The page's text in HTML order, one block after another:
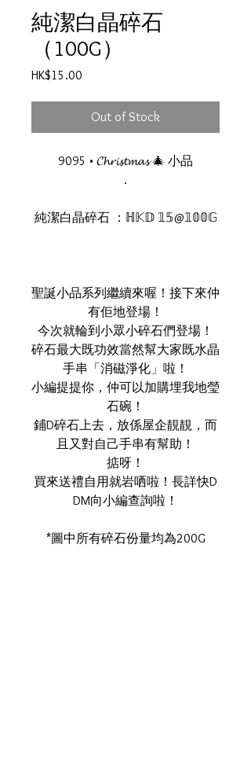
純潔白晶碎石
（100G）
HK$15.00
Out of Stock
9095 • 𝓒𝓱𝓻𝓲𝓼𝓽𝓶𝓪𝓼 🎄 小品
.
純潔白晶碎石 ：ℍ𝕂𝔻 𝟙𝟝@𝟙𝟘𝟘𝔾
聖誕小品系列繼續來喔！接下來仲
有佢地登場！
今次就輪到小眾小碎石們登場！
碎石最大既功效當然幫大家既水晶
手串「消磁淨化」啦！
小編提提你，仲可以加購埋我地瑩
石碗！
鋪D碎石上去，放係屋企靚靚，而
且又對自己手串有幫助！
掂呀！
買來送禮自用就岩哂啦！長詳快D
DM向小編查詢啦！
*圖中所有碎石份量均為200G